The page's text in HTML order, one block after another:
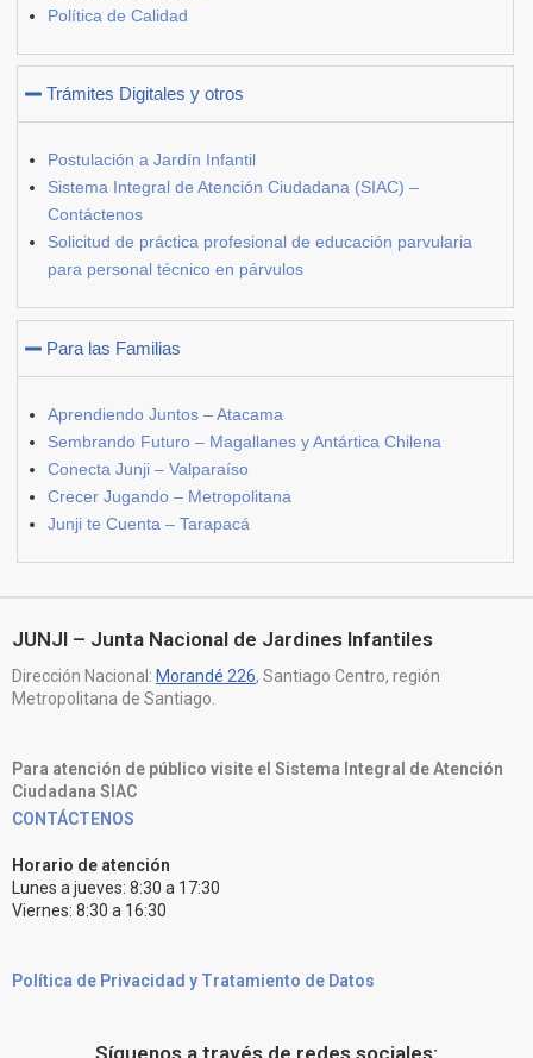
Política de Calidad
Trámites Digitales y otros
Postulación a Jardín Infantil
Sistema Integral de Atención Ciudadana (SIAC) –
Contáctenos
Solicitud de práctica profesional de educación parvularia
para personal técnico en párvulos
Para las Familias
Aprendiendo Juntos – Atacama
Sembrando Futuro – Magallanes y Antártica Chilena
Conecta Junji – Valparaíso
Crecer Jugando – Metropolitana
Junji te Cuenta – Tarapacá
JUNJI – Junta Nacional de Jardines Infantiles
Dirección Nacional: Morandé 226, Santiago Centro, región
Metropolitana de Santiago.
Para atención de público visite el Sistema Integral de Atención
Ciudadana SIAC
CONTÁCTENOS
Horario de atención
Lunes a jueves: 8:30 a 17:30
Viernes: 8:30 a 16:30
Política de Privacidad y Tratamiento de Datos
Síguenos a través de redes sociales: